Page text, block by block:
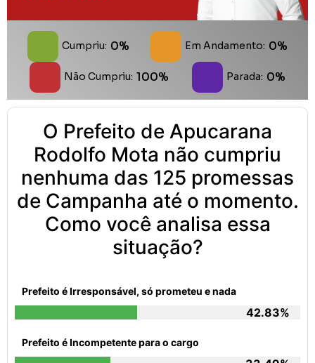
Cumpriu: 0% Em Andamento: 0%
Não Cumpriu: 100% Parada: 0%
O Prefeito de Apucarana
Rodolfo Mota não cumpriu
nenhuma das 125 promessas
de Campanha até o momento.
Como você analisa essa
situação?
Prefeito é Irresponsável, só prometeu e nada
42.83%
Prefeito é Incompetente para o cargo